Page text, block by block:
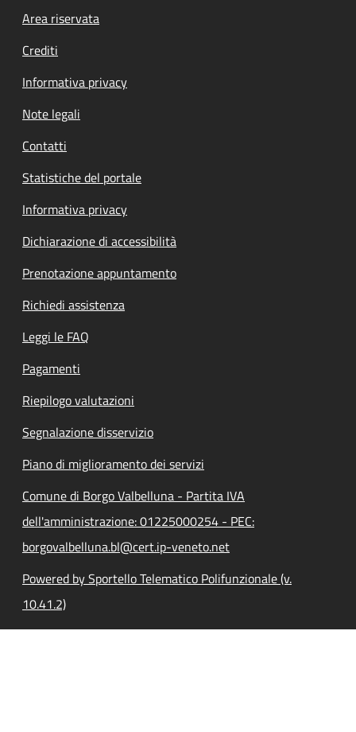
Footer menu
Area riservata
Crediti
Informativa privacy
Note legali
Contatti
Statistiche del portale
Informativa privacy
Dichiarazione di accessibilità
Prenotazione appuntamento
Richiedi assistenza
Leggi le FAQ
Pagamenti
Riepilogo valutazioni
Segnalazione disservizio
Piano di miglioramento dei servizi
Comune di Borgo Valbelluna - Partita IVA
dell'amministrazione: 01225000254 - PEC:
borgovalbelluna.bl@cert.ip-veneto.net
Powered by Sportello Telematico Polifunzionale (v.
10.41.2)